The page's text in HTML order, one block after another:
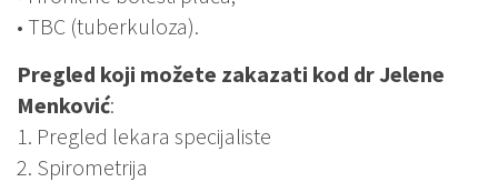
• TBC (tuberkuloza).
Pregled koji možete zakazati kod dr Jelene
Menković:
1. Pregled lekara specijaliste
2. Spirometrija